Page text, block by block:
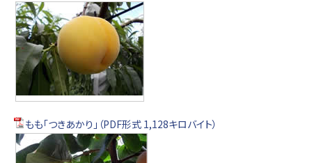
もも「つきあかり」（PDF形式 1,128キロバイト）